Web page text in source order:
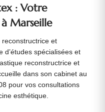
: Votre
Marseille
et
d’études spécialisées et
reconstructrice et
dans son cabinet au
pour vos consultations
esthétique.